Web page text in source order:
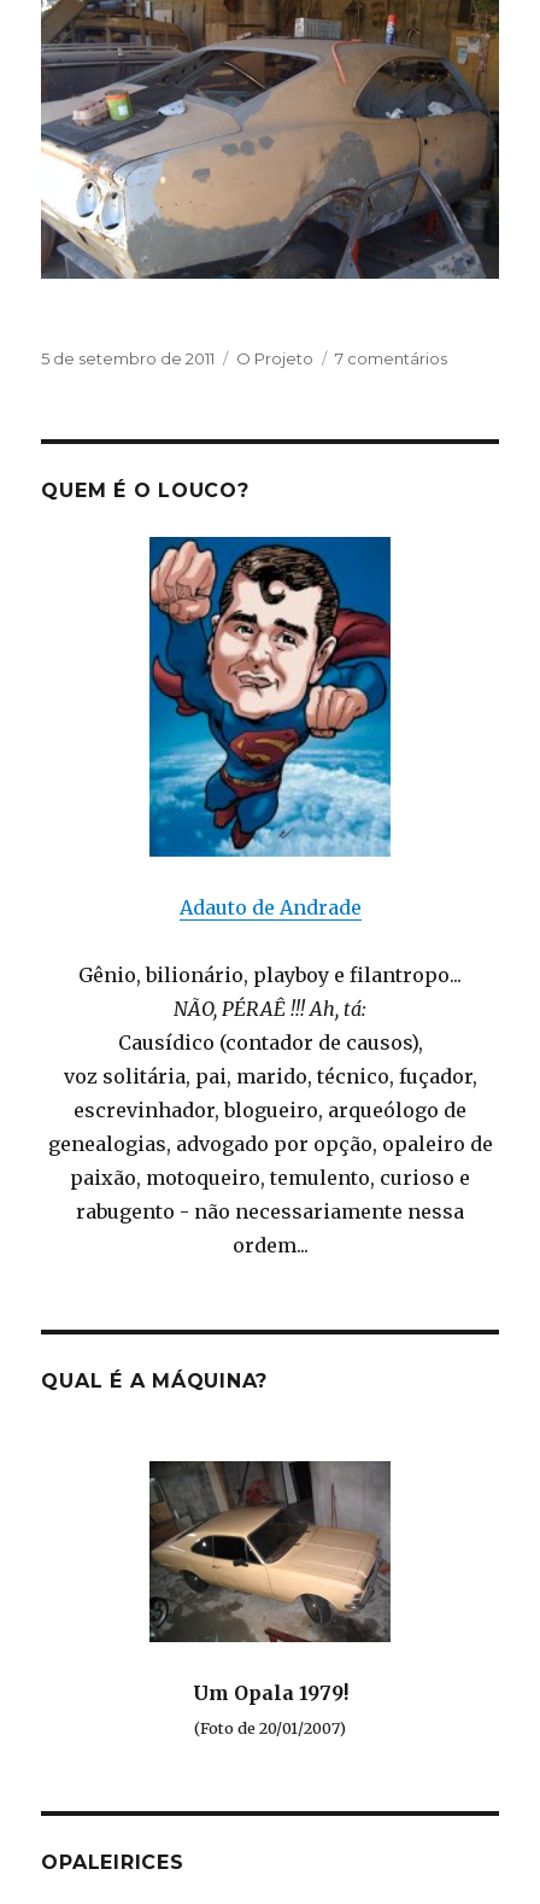
Publicado
5 de setembro de 2011 Categorias
O Projeto 7 comentáriosem
QUEM É O LOUCO?
Adauto de Andrade
Gênio, bilionário, playboy e filantropo...
NÃO, PÉRAÊ !!! Ah, tá:
Causídico (contador de causos),
voz solitária, pai, marido, técnico, fuçador,
escrevinhador, blogueiro, arqueólogo de
genealogias, advogado por opção, opaleiro de
paixão, motoqueiro, temulento, curioso e
rabugento - não necessariamente nessa
ordem...
QUAL É A MÁQUINA?
Um Opala 1979!
(Foto de 20/01/2007)
OPALEIRICES